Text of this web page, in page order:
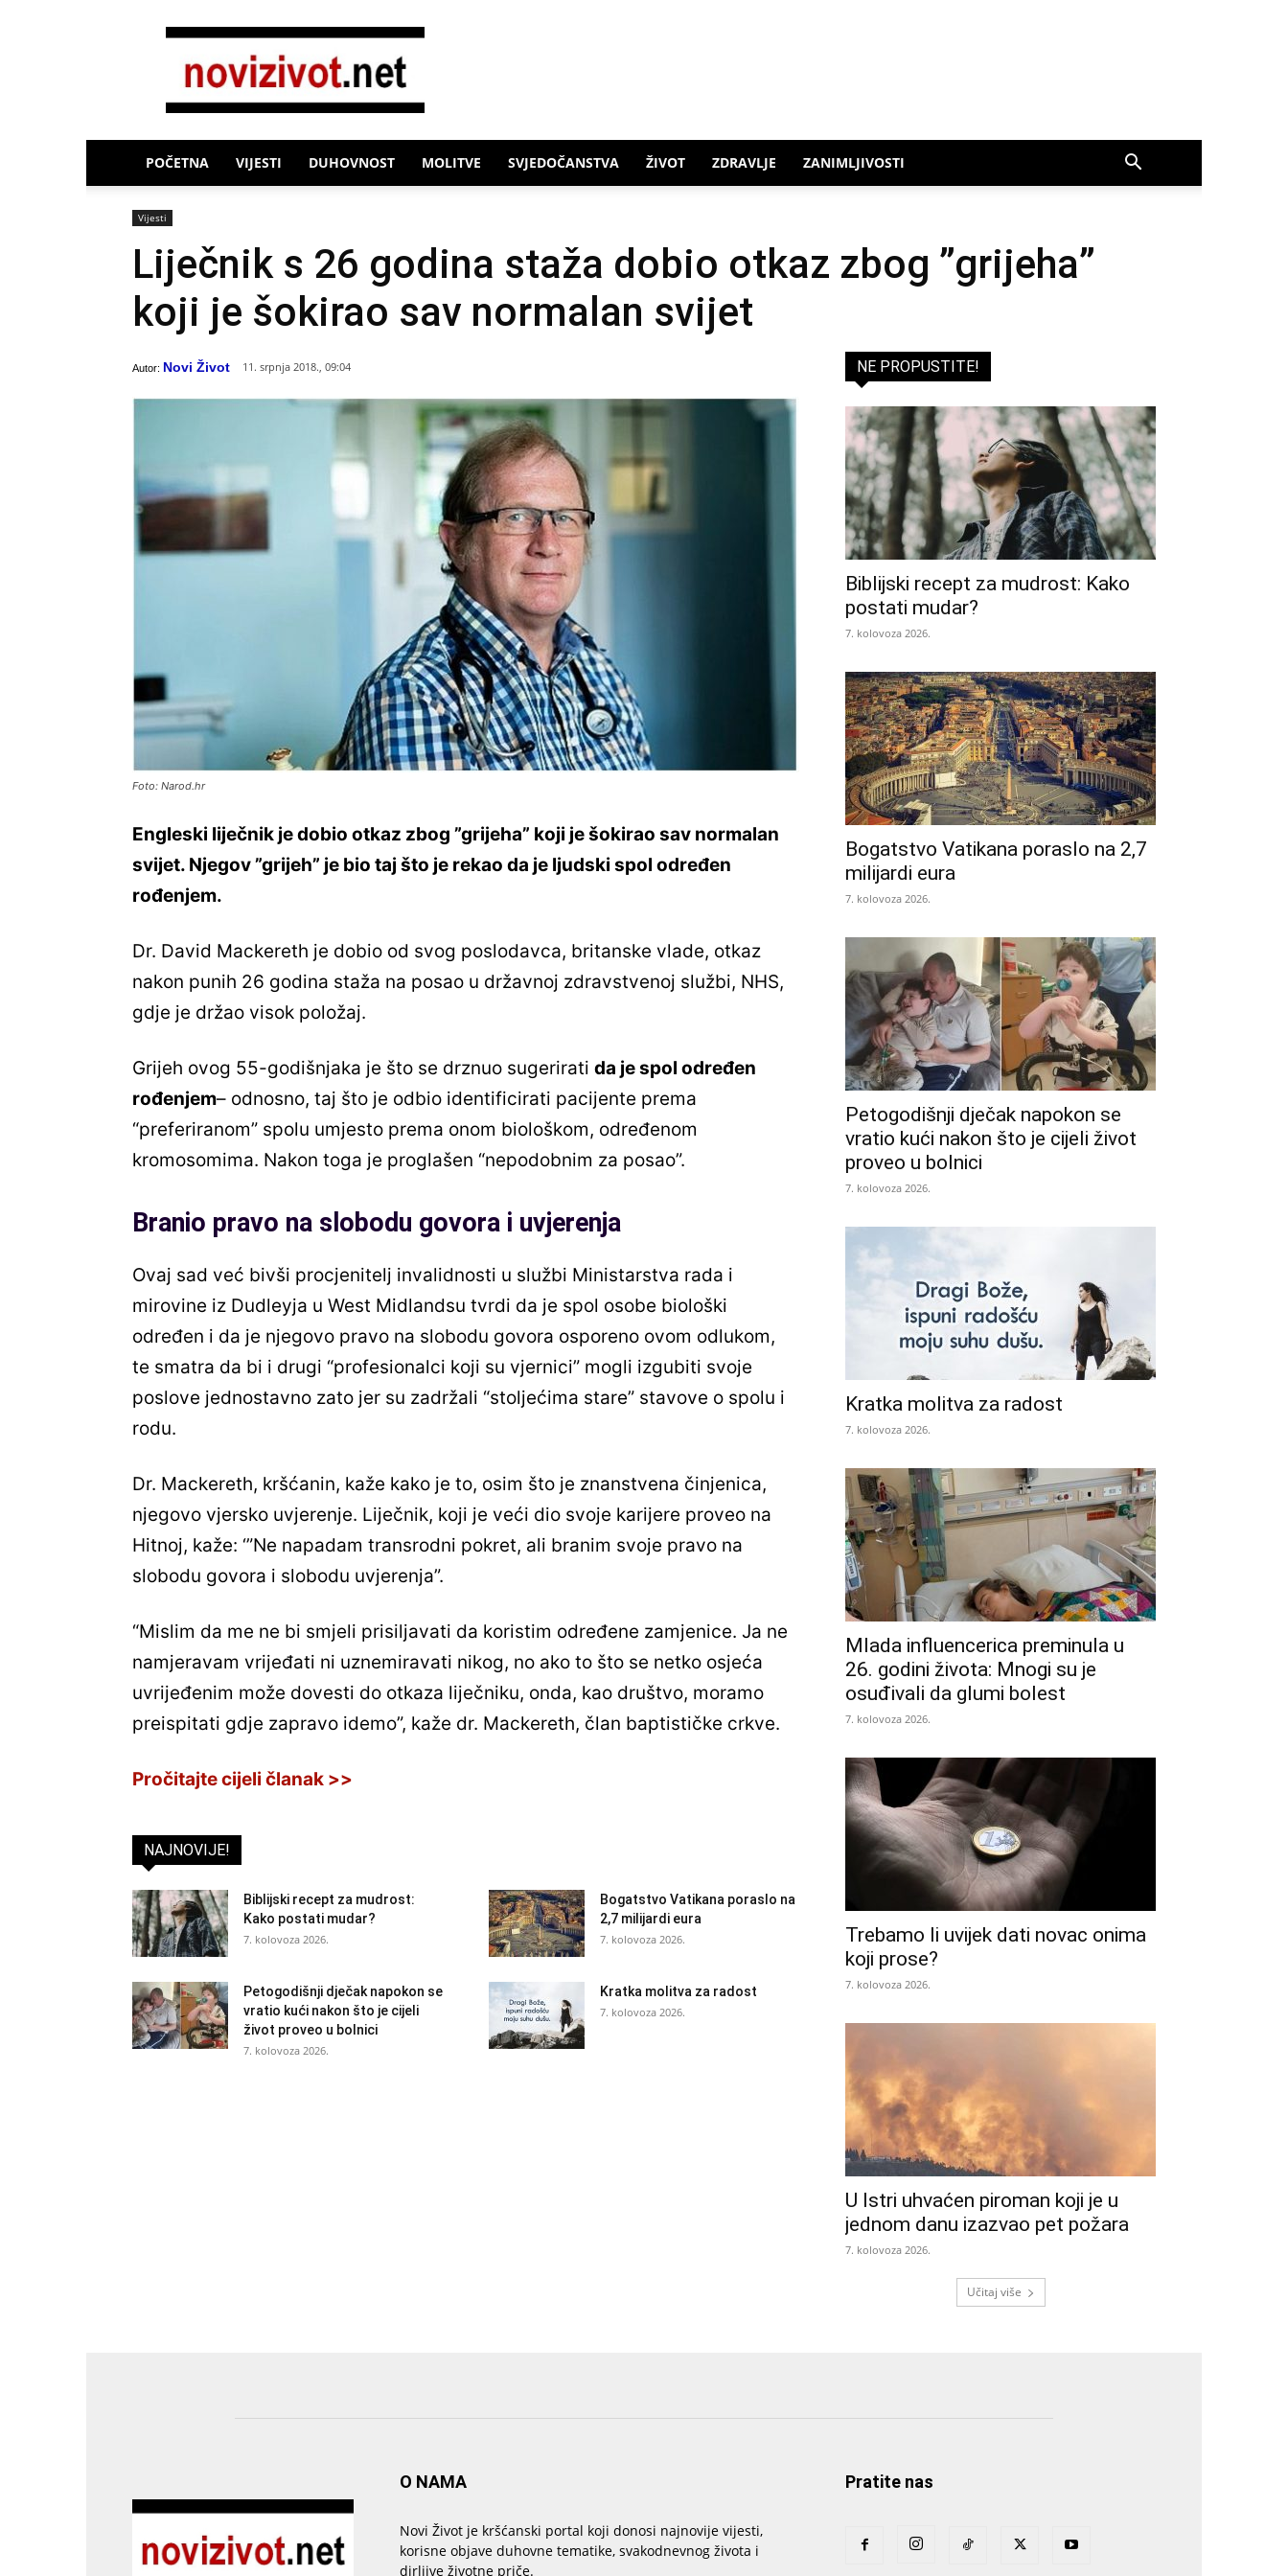
Novi
POČETNA VIJESTI DUHOVNOST MOLITVE SVJEDOČANSTVA ŽIVOT ZDRAVLJE ZANIMLJIVOSTI
Vijesti
Liječnik s 26 godina staža dobio otkaz zbog ”grijeha”
koji je šokirao sav normalan svijet
Autor: Novi Život 11. srpnja 2018., 09:04
Foto: Narod.hr
Engleski liječnik je dobio otkaz zbog ”grijeha” koji je šokirao sav normalan
svijet. Njegov ”grijeh” je bio taj što je rekao da je ljudski spol određen
rođenjem.
Dr. David Mackereth je dobio od svog poslodavca, britanske vlade, otkaz
nakon punih 26 godina staža na posao u državnoj zdravstvenoj službi, NHS,
gdje je držao visok položaj.
Grijeh ovog 55-godišnjaka je što se drznuo sugerirati da je spol određen
rođenjem– odnosno, taj što je odbio identificirati pacijente prema
“preferiranom” spolu umjesto prema onom biološkom, određenom
kromosomima. Nakon toga je proglašen “nepodobnim za posao”.
Branio pravo na slobodu govora i uvjerenja
Ovaj sad već bivši procjenitelj invalidnosti u službi Ministarstva rada i
mirovine iz Dudleyja u West Midlandsu tvrdi da je spol osobe biološki
određen i da je njegovo pravo na slobodu govora osporeno ovom odlukom,
te smatra da bi i drugi “profesionalci koji su vjernici” mogli izgubiti svoje
poslove jednostavno zato jer su zadržali “stoljećima stare” stavove o spolu i
rodu.
Dr. Mackereth, kršćanin, kaže kako je to, osim što je znanstvena činjenica,
njegovo vjersko uvjerenje. Liječnik, koji je veći dio svoje karijere proveo na
Hitnoj, kaže: ‘”Ne napadam transrodni pokret, ali branim svoje pravo na
slobodu govora i slobodu uvjerenja”.
“Mislim da me ne bi smjeli prisiljavati da koristim određene zamjenice. Ja ne
namjeravam vrijeđati ni uznemiravati nikog, no ako to što se netko osjeća
uvrijeđenim može dovesti do otkaza liječniku, onda, kao društvo, moramo
preispitati gdje zapravo idemo”, kaže dr. Mackereth, član baptističke crkve.
Pročitajte cijeli članak >>
NAJNOVIJE!
Biblijski recept za mudrost:
Kako postati mudar?
7. kolovoza 2026.
Bogatstvo Vatikana poraslo na
2,7 milijardi eura
7. kolovoza 2026.
Petogodišnji dječak napokon se
vratio kući nakon što je cijeli
život proveo u bolnici
7. kolovoza 2026.
Kratka molitva za radost
7. kolovoza 2026.
NE PROPUSTITE!
Biblijski recept za mudrost: Kako
postati mudar?
7. kolovoza 2026.
Bogatstvo Vatikana poraslo na 2,7
milijardi eura
7. kolovoza 2026.
Petogodišnji dječak napokon se
vratio kući nakon što je cijeli život
proveo u bolnici
7. kolovoza 2026.
Kratka molitva za radost
7. kolovoza 2026.
Mlada influencerica preminula u
26. godini života: Mnogi su je
osuđivali da glumi bolest
7. kolovoza 2026.
Trebamo li uvijek dati novac onima
koji prose?
7. kolovoza 2026.
U Istri uhvaćen piroman koji je u
jednom danu izazvao pet požara
7. kolovoza 2026.
Učitaj više
O NAMA
Novi Život je kršćanski portal koji donosi najnovije vijesti,
korisne objave duhovne tematike, svakodnevnog života i
dirljive životne priče.
Pratite nas